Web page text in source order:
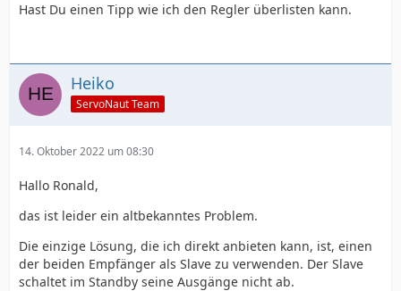
Hast Du einen Tipp wie ich den Regler überlisten kann.
Heiko
ServoNaut Team
14. Oktober 2022 um 08:30
Hallo Ronald,
das ist leider ein altbekanntes Problem.
Die einzige Lösung, die ich direkt anbieten kann, ist, einen
der beiden Empfänger als Slave zu verwenden. Der Slave
schaltet im Standby seine Ausgänge nicht ab.